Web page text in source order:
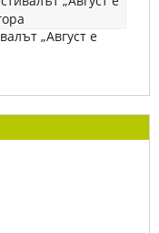
„Август е